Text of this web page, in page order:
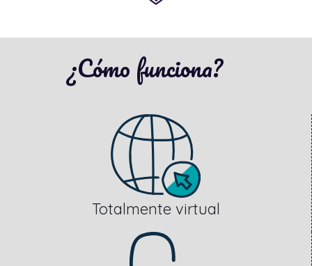
¿Cómo funciona?
Totalmente virtual